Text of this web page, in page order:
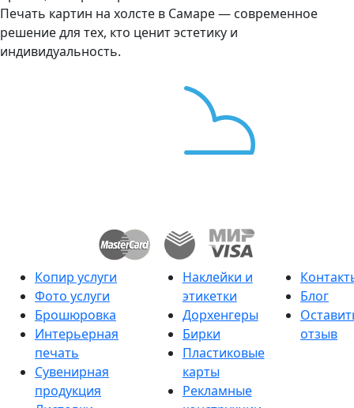
Печать картин на холсте в Самаре — современное
решение для тех, кто ценит эстетику и
индивидуальность.
Копир услуги
Фото услуги
Брошюровка
Интерьерная
печать
Сувенирная
продукция
Наклейки и
этикетки
Дорхенгеры
Бирки
Пластиковые
карты
Рекламные
Блог
отзыв